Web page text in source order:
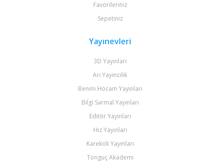
Favorileriniz
Sepetiniz
Yayınevleri
3D Yayınları
Arı Yayıncılık
Benim Hocam Yayınları
Bilgi Sarmal Yayınları
Editör Yayınları
Hız Yayınları
Karekök Yayınları
Tonguç Akademi